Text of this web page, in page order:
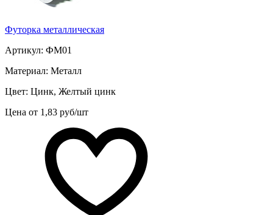
Футорка металлическая
Артикул: ФМ01
Материал: Металл
Цвет: Цинк, Желтый цинк
Цена от 1,83 руб/шт